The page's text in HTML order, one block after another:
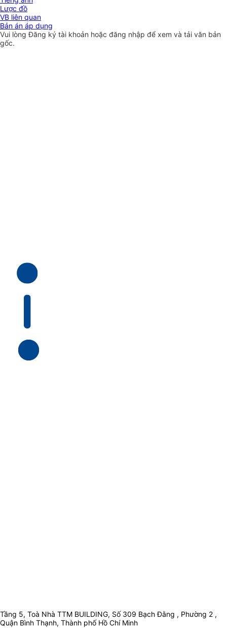
Lược đồ
VB liên quan
Bản án áp dụng
Vui lòngĐăng ký tài khoản hoặc đăng nhập để xem và tải văn bản
gốc.
Tầng 5, Toà Nhà TTM BUILDING, Số 309 Bạch Đằng , Phường 2 ,
Quận Bình Thạnh, Thành phố Hồ Chí Minh